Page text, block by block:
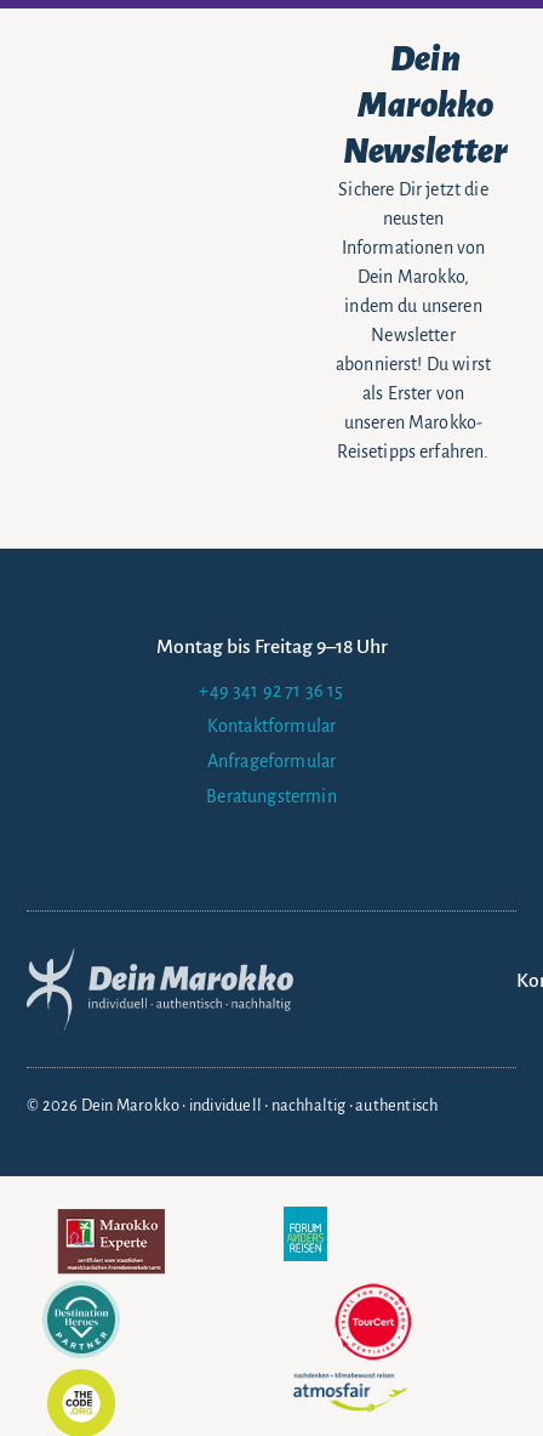
Dein
Marokko
Newsletter
Sichere Dir jetzt die
neusten
Informationen von
Dein Marokko,
indem du unseren
Newsletter
abonnierst! Du wirst
als Erster von
unseren Marokko-
Reisetipps erfahren.
Montag bis Freitag 9–18 Uhr
+49 341 92 71 36 15
Kontaktformular
Anfrageformular
Beratungstermin
© 2026 Dein Marokko • individuell • nachhaltig • authentisch